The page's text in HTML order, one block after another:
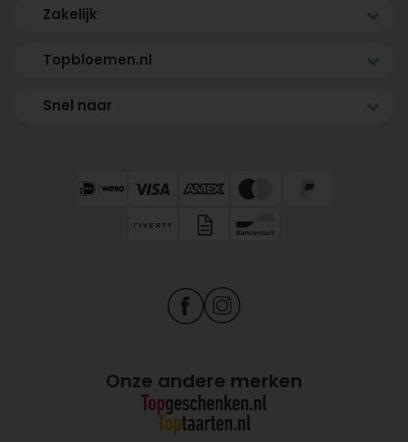
Zakelijk
Topbloemen.nl
Snel naar
Onze andere merken